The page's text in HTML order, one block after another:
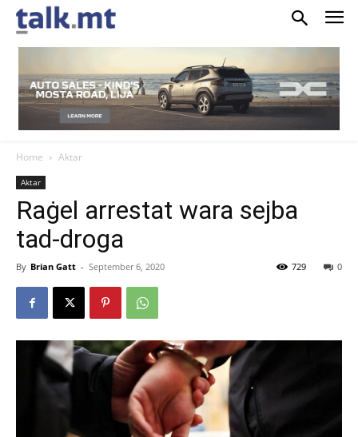
Home Aktar
Aktar
Raġel arrestat wara sejba
tad-droga
By Brian Gatt - September 6, 2020 0
729